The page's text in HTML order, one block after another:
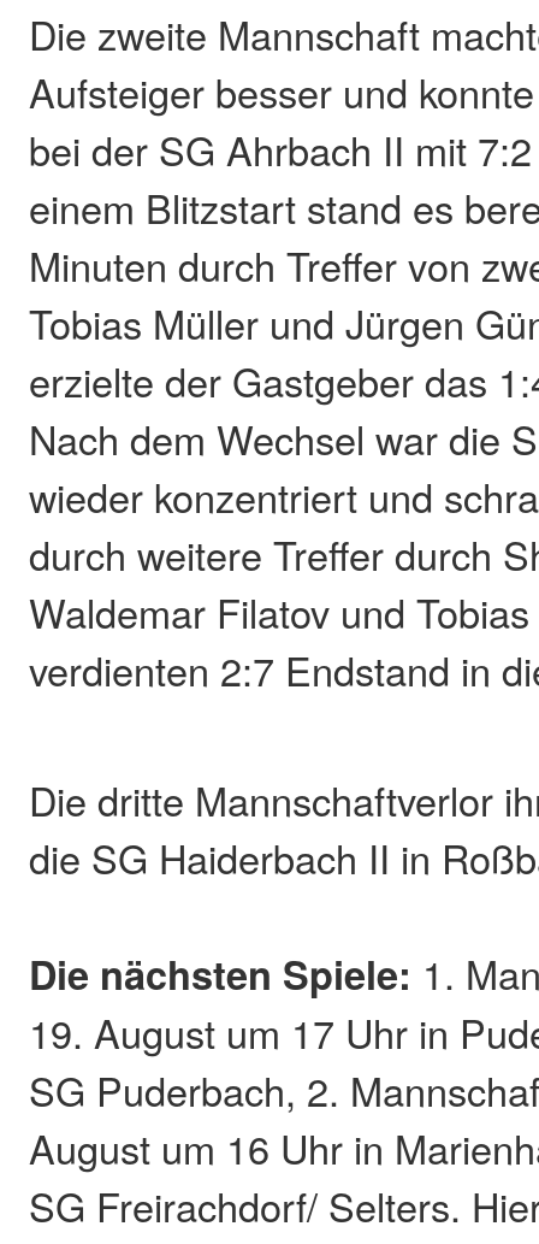
Die zweite Mannschaft
Aufsteiger besser und
bei der SG Ahrbach II mit
einem Blitzstart stand es
Minuten durch Treffer von
Tobias Müller und Jürgen
erzielte der Gastgeber das
Nach dem Wechsel war die
wieder konzentriert und
durch weitere Treffer durch
Waldemar Filatov und
verdienten 2:7 Endstand in
Die dritte Mannschaftverlor
die SG Haiderbach II in
Die nächsten Spiele: 1.
19. August um 17 Uhr in
SG Puderbach, 2.
August um 16 Uhr in
SG Freirachdorf/ Selters.